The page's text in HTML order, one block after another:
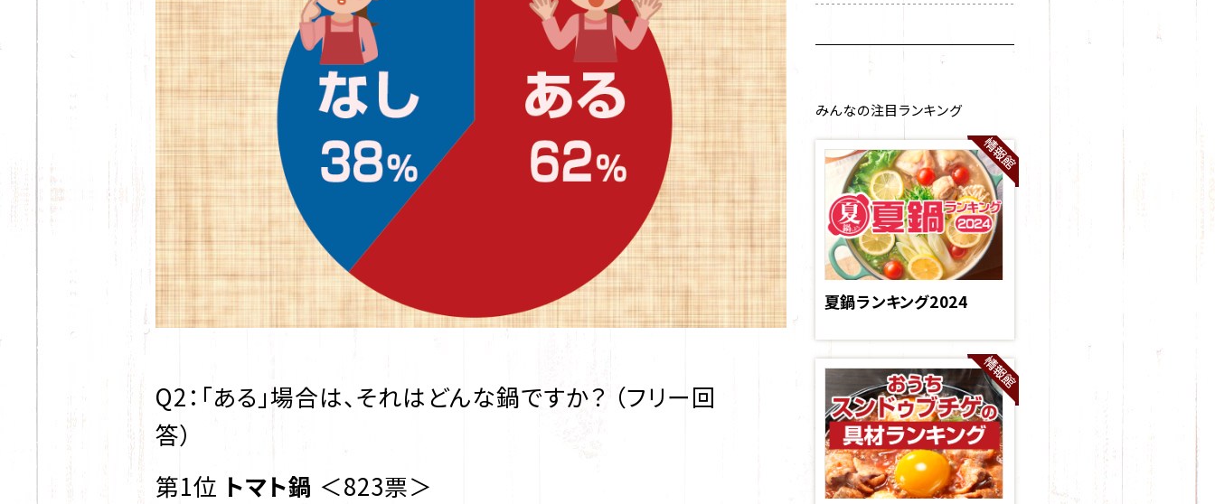
Q2：「ある」場合は、それはどんな鍋ですか？ （フリー回
答）
第1位 トマト鍋 ＜823票＞
みんなの注目ランキング
夏鍋ランキング2024